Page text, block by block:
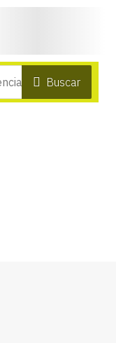
Buscar